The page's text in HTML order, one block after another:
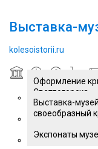
Выставка-
kolesoistorii.ru
Оформление
Светлогорска
Выставка-
своеобразный
Экспонаты